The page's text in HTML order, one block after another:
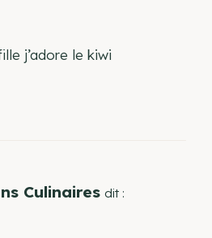
j’adore le kiwi
Culinaires dit :